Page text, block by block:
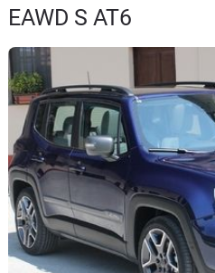
Guide
d'achat
Electriques
Utilitaires
Flottes
Auto
Services
EAWD S AT6